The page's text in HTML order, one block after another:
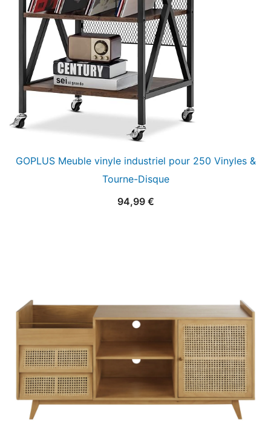
GOPLUS Meuble vinyle industriel pour 250 Vinyles &
Tourne-Disque
94,99 €